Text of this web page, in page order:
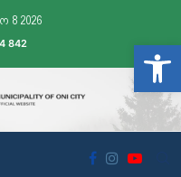
8 2026
842